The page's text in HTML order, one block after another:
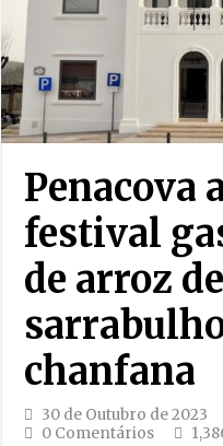
Penacova
festival
de arroz
chanfana
30 de Outubro de 2023
0 Comentários